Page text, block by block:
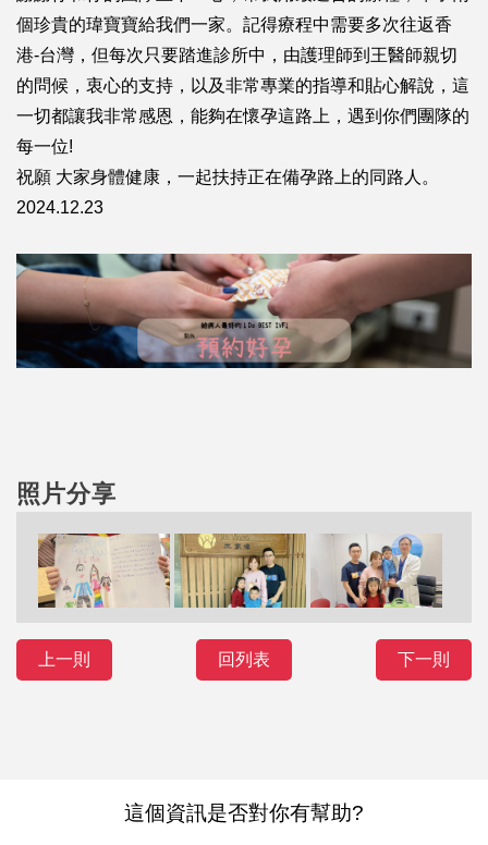
個珍貴的瑋寶寶給我們一家。記得療程中需要多次往返香
港-台灣，但每次只要踏進診所中，由護理師到王醫師親切
的問候，衷心的支持，以及非常專業的指導和貼心解說，這
一切都讓我非常感恩，能夠在懷孕這路上，遇到你們團隊的
每一位!
祝願 大家身體健康，一起扶持正在備孕路上的同路人。
2024.12.23
照片分享
上一則 回列表 下一則
這個資訊是否對你有幫助?